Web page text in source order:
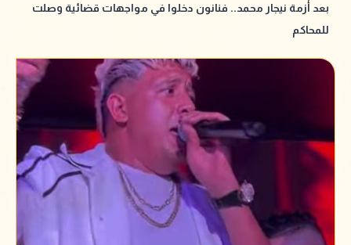
بعد أزمة نيجار محمد.. فنانون دخلوا في مواجهات قضائية وصلت
للمحاكم